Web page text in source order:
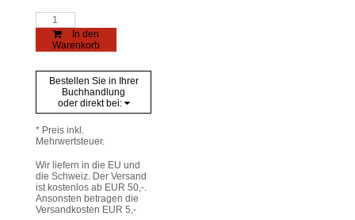
Ernst
und
-
für
Freimaurer
Menge
In den
Warenkorb
Bestellen Sie in Ihrer
Buchhandlung
oder direkt bei:
* Preis inkl.
Mehrwertsteuer.
Wir liefern in die EU und
die Schweiz. Der Versand
ist kostenlos ab EUR 50,-.
Ansonsten betragen die
Versandkosten EUR 5,-